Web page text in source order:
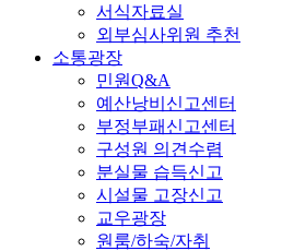
서식자료실
외부심사위원 추천
소통광장
민원Q&A
예산낭비신고센터
부정부패신고센터
구성원 의견수렴
분실물 습득신고
시설물 고장신고
교우광장
원룸/하숙/자취